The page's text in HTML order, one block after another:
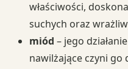
właściwości,
suchych oraz
miód – jego
nawilżające czyni go